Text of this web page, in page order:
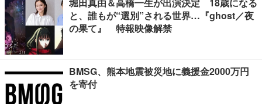
と、誰もが“選別”される世界…『ghost／夜
の果て』 特報映像解禁
BMSG、熊本地震被災地に義援金2000万円
を寄付